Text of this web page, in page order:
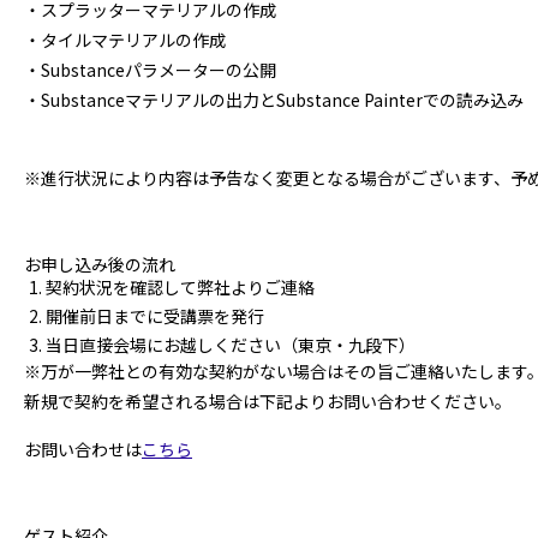
・スプラッターマテリアルの作成
・タイルマテリアルの作成
・Substanceパラメーターの公開
・Substanceマテリアルの出力とSubstance Painterでの読み込み
※進行状況により内容は予告なく変更となる場合がございます、予
お申し込み後の流れ
契約状況を確認して弊社よりご連絡
開催前日までに受講票を発行
当日直接会場にお越しください（東京・九段下）
※万が一弊社との有効な契約がない場合はその旨ご連絡いたします。
新規で契約を希望される場合は下記よりお問い合わせください。
お問い合わせはこちら